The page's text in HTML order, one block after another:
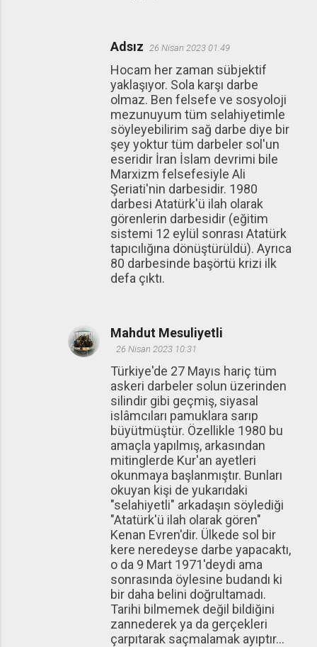
Adsız 26 Nisan 2023 01:49
Hocam her zaman sübjektif
yaklaşıyor. Sola karşı darbe
olmaz. Ben felsefe ve sosyoloji
mezunuyum tüm selahiyetimle
söyleyebilirim sağ darbe diye bir
şey yoktur tüm darbeler sol'un
eseridir İran İslam devrimi bile
Marxizm felsefesiyle Ali
Şeriati'nin darbesidir. 1980
darbesi Atatürk'ü ilah olarak
görenlerin darbesidir (eğitim
sistemi 12 eylül sonrası Atatürk
tapıcılığına dönüştürüldü). Ayrıca
80 darbesinde başörtü krizi ilk
defa çıktı.
Mahdut Mesuliyetli
26 Nisan 2023 10:31
Türkiye'de 27 Mayıs hariç tüm
askeri darbeler solun üzerinden
silindir gibi geçmiş, siyasal
islâmcıları pamuklara sarıp
büyütmüştür. Özellikle 1980 bu
amaçla yapılmış, arkasından
mitinglerde Kur'an ayetleri
okunmaya başlanmıştır. Bunları
okuyan kişi de yukarıdaki
"selahiyetli" arkadaşın söylediği
"Atatürk'ü ilah olarak gören"
Kenan Evren'dir. Ülkede sol bir
kere neredeyse darbe yapacaktı,
o da 9 Mart 1971'deydi ama
sonrasında öylesine budandı ki
bir daha belini doğrultamadı.
Tarihi bilmemek değil bildiğini
zannederek ya da gerçekleri
çarpıtarak saçmalamak ayıptır...